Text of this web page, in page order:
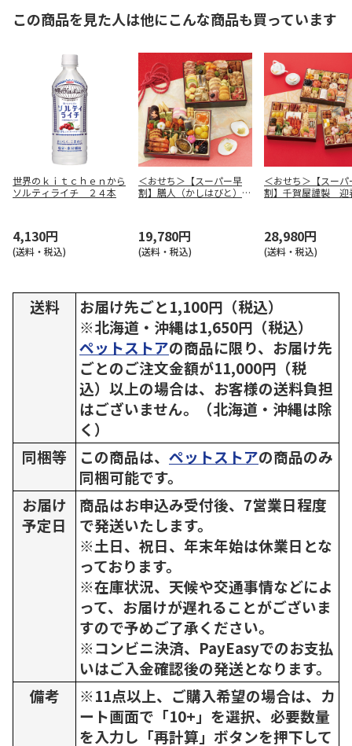
この商品を見た人は他にこんな商品も買っています
世界のｋｉｔｃｈｅｎから
ソルティライチ ２４本
4,130円
(送料・税込)
＜おせち＞【スーパー早
割】膳人（かしはびと）
19,780円
(送料・税込)
＜おせち＞【スーパ
割】千賀屋謹製 迎
28,980円
(送料・税込)
送料
お届け先ごと1,100円（税込）
※北海道・沖縄は1,650円（税込）
ペットストアの商品に限り、お届け先
ごとのご注文金額が11,000円（税
込）以上の場合は、お客様の送料負担
はございません。（北海道・沖縄は除
く）
同梱等
この商品は、 ペットストアの商品のみ
同梱可能です。
お届け
予定日
商品はお申込み受付後、7営業日程度
で発送いたします。
※土日、祝日、年末年始は休業日とな
っております。
※在庫状況、天候や交通事情などによ
って、お届けが遅れることがございま
すので予めご了承ください。
※コンビニ決済、PayEasyでのお支払
いはご入金確認後の発送となります。
備考
※11点以上、ご購入希望の場合は、カ
ート画面で「10+」を選択、必要数量
を入力し「再計算」ボタンを押下して